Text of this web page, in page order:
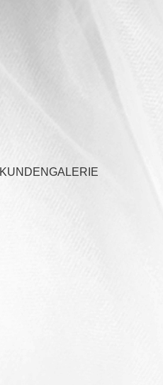
KUNDENGALERIE